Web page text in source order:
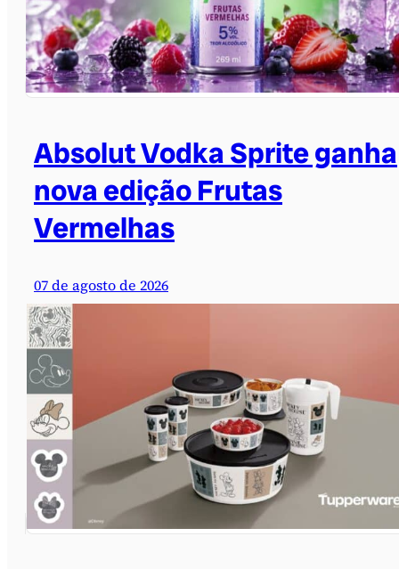
Absolut Vodka Sprite ganha
nova edição Frutas
Vermelhas
07 de agosto de 2026